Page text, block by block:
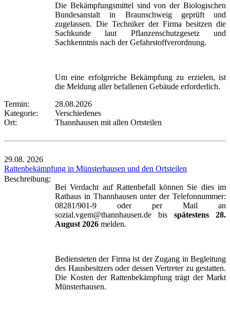
Die Bekämpfungsmittel sind von der Biologischen
Bundesanstalt in Braunschweig geprüft und
zugelassen. Die Techniker der Firma besitzen die
Sachkunde laut Pflanzenschutzgesetz und
Sachkenntnis nach der Gefahrstoffverordnung.
Um eine erfolgreiche Bekämpfung zu erzielen, ist
die Meldung aller befallenen Gebäude erforderlich.
Termin:
28.08.2026
Kategorie:
Verschiedenes
Ort:
Thannhausen mit allen Ortsteilen
29.08. 2026
Rattenbekämpfung in Münsterhausen und den Ortsteilen
Beschreibung:
Bei Verdacht auf Rattenbefall können Sie dies im
Rathaus in Thannhausen unter der Telefonnummer:
08281/901-9 oder per Mail an
sozial.vgem@thannhausen.de bis spätestens 28.
August 2026 melden.
Bediensteten der Firma ist der Zugang in Begleitung
des Hausbesitzers oder dessen Vertreter zu gestatten.
Die Kosten der Rattenbekämpfung trägt der Markt
Münsterhausen.